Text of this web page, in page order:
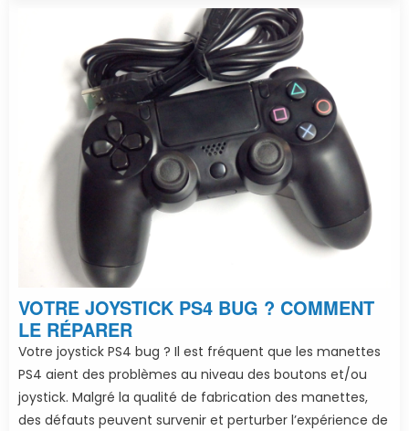
VOTRE JOYSTICK PS4 BUG ? COMMENT
LE RÉPARER
Votre joystick PS4 bug ? Il est fréquent que les manettes
PS4 aient des problèmes au niveau des boutons et/ou
joystick. Malgré la qualité de fabrication des manettes,
des défauts peuvent survenir et perturber l’expérience de